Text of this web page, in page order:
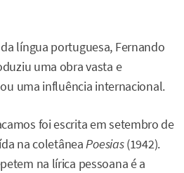
língua portuguesa, Fernando
uma obra vasta e
uma influência internacional.
foi escrita em setembro de
na coletâneaPoesias(1942).
na lírica pessoana é a